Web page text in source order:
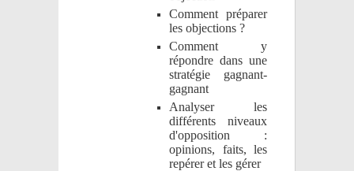
Comment préparer
les objections ?
Comment y
répondre dans une
stratégie gagnant-
gagnant
Analyser les
différents niveaux
d'opposition :
opinions, faits, les
repérer et les gérer